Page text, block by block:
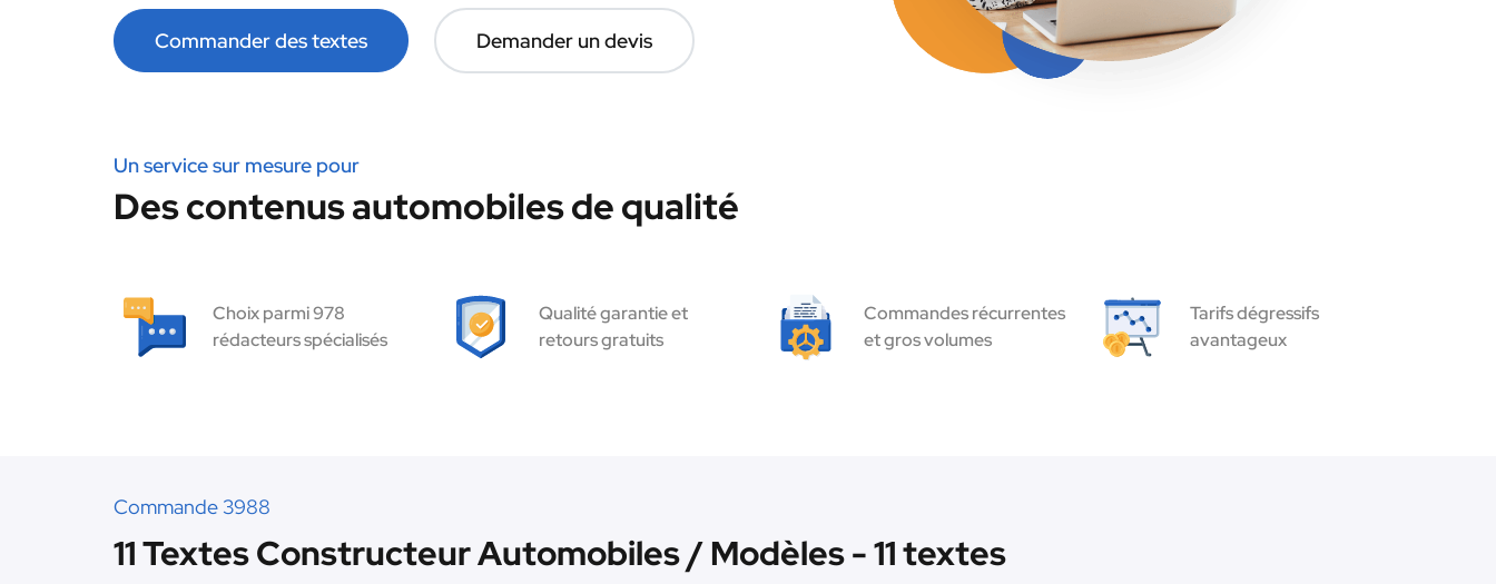
Commander des textes Demander un devis
Un service sur mesure pour
Des contenus automobiles de qualité
Choix parmi 978
rédacteurs spécialisés
Qualité garantie et
retours gratuits
Commandes récurrentes
et gros volumes
Tarifs dégressifs
avantageux
Commande 3988
11 Textes Constructeur Automobiles / Modèles - 11 textes